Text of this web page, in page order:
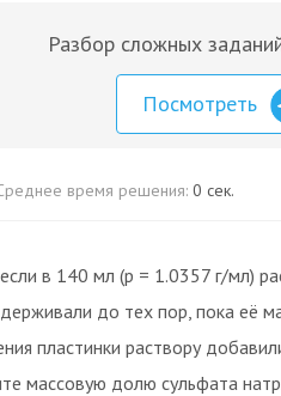
Разбор сложных
Посмотреть
время решения: 0 сек.
в 140 мл (p = 1.0357 г/мл)
до тех пор, пока её
пластинки раствору
массовую долю сульфата